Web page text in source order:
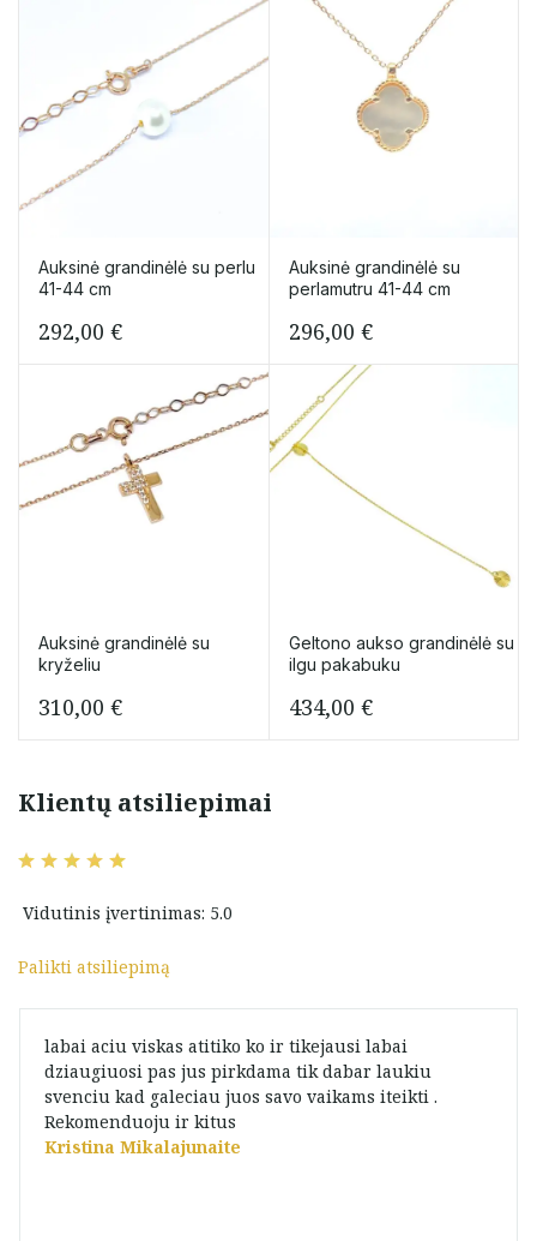
Auksinė grandinėlė su perlu
41-44 cm
292,00 €
Auksinė grandinėlė su
perlamutru 41-44 cm
296,00 €
Auksinė grandinėlė su
kryželiu
310,00 €
Geltono aukso grandinėlė su
ilgu pakabuku
434,00 €
Klientų atsiliepimai
Vidutinis įvertinimas: 5.0
Palikti atsiliepimą
labai aciu viskas atitiko ko ir tikejausi labai
dziaugiuosi pas jus pirkdama tik dabar laukiu
svenciu kad galeciau juos savo vaikams iteikti .
Rekomenduoju ir kitus
Kristina Mikalajunaite